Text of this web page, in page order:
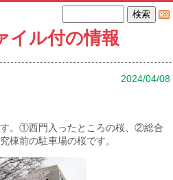
イル付の情報
2024/04/08
。①西門入ったところの桜、②総合
棟前の駐車場の桜です。